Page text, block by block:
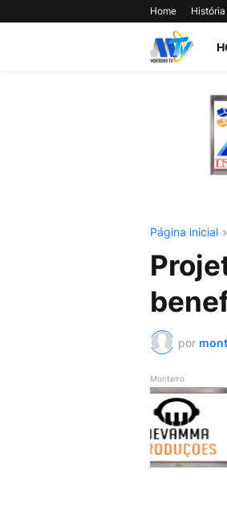
Home
Página inicial
por
Monteiro